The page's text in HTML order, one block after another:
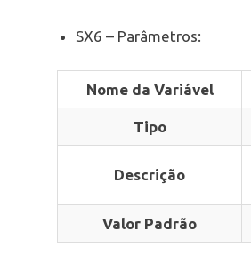
SX6 – Parâmetros:
Nome da Variável
Tipo
Descrição
Valor Padrão